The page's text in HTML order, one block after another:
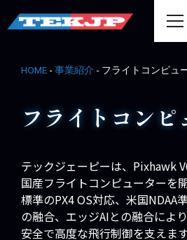
HOME -事業紹介 - フライトコンピュ
フライトコンピ
テックジェーピーは、Pixhawk
国産フライトコンピューターを
標準のPX4 OS対応、米国NDAA
の融合、エッジAIとの融合によ
安全で高度な飛行制御を支えます